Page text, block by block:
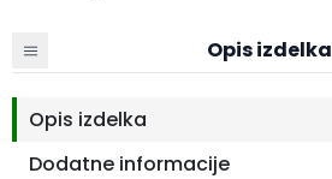
Opis izdelka
Opis izdelka
Dodatne informacije